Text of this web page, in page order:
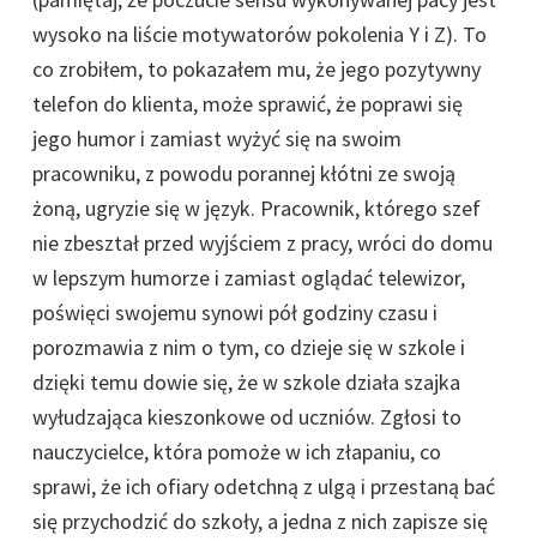
wysoko na liście motywatorów pokolenia Y i Z). To
co zrobiłem, to pokazałem mu, że jego pozytywny
telefon do klienta, może sprawić, że poprawi się
jego humor i zamiast wyżyć się na swoim
pracowniku, z powodu porannej kłótni ze swoją
żoną, ugryzie się w język. Pracownik, którego szef
nie zbeształ przed wyjściem z pracy, wróci do domu
w lepszym humorze i zamiast oglądać telewizor,
poświęci swojemu synowi pół godziny czasu i
porozmawia z nim o tym, co dzieje się w szkole i
dzięki temu dowie się, że w szkole działa szajka
wyłudzająca kieszonkowe od uczniów. Zgłosi to
nauczycielce, która pomoże w ich złapaniu, co
sprawi, że ich ofiary odetchną z ulgą i przestaną bać
się przychodzić do szkoły, a jedna z nich zapisze się